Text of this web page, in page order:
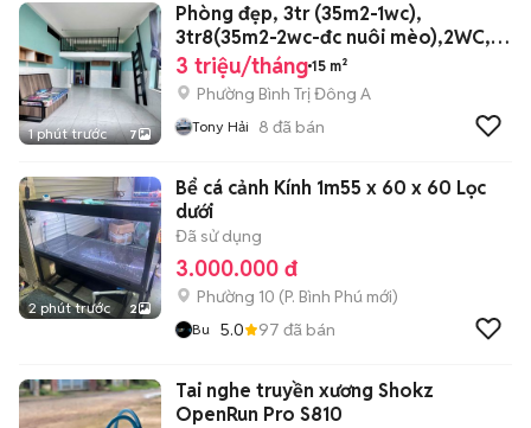
1 phút trước 7
Phòng đẹp, 3tr (35m2-1wc),
3tr8(35m2-2wc-đc nuôi mèo),2WC,
cọc 2tr
3 triệu/tháng 15 m²
Phường Bình Trị Đông A
Tony Hải 8 đã bán
2 phút trước 2
Bể cá cảnh Kính 1m55 x 60 x 60 Lọc
dưới
Đã sử dụng
3.000.000 đ
Phường 10 (P. Bình Phú mới)
Bu 5.0 97 đã bán
Tai nghe truyền xương Shokz
OpenRun Pro S810